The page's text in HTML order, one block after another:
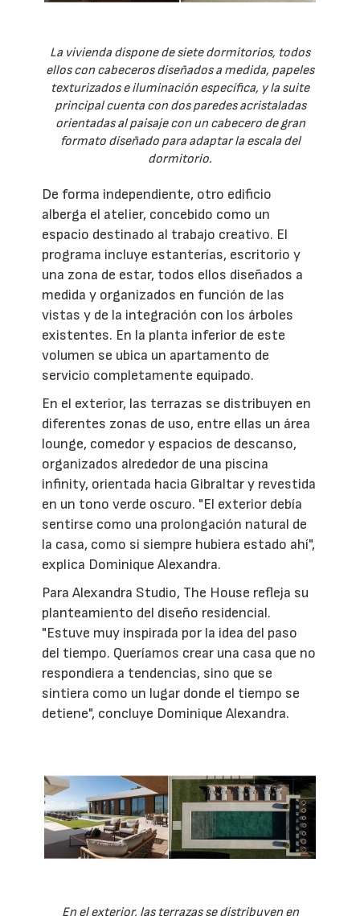
La vivienda dispone de siete dormitorios, todos
ellos con cabeceros diseñados a medida, papeles
texturizados e iluminación específica, y la suite
principal cuenta con dos paredes acristaladas
orientadas al paisaje con un cabecero de gran
formato diseñado para adaptar la escala del
dormitorio.
De forma independiente, otro edificio
alberga el atelier, concebido como un
espacio destinado al trabajo creativo. El
programa incluye estanterías, escritorio y
una zona de estar, todos ellos diseñados a
medida y organizados en función de las
vistas y de la integración con los árboles
existentes. En la planta inferior de este
volumen se ubica un apartamento de
servicio completamente equipado.
En el exterior, las terrazas se distribuyen en
diferentes zonas de uso, entre ellas un área
lounge, comedor y espacios de descanso,
organizados alrededor de una piscina
infinity, orientada hacia Gibraltar y revestida
en un tono verde oscuro. "El exterior debía
sentirse como una prolongación natural de
la casa, como si siempre hubiera estado ahí",
explica Dominique Alexandra.
Para Alexandra Studio, The House refleja su
planteamiento del diseño residencial.
"Estuve muy inspirada por la idea del paso
del tiempo. Queríamos crear una casa que no
respondiera a tendencias, sino que se
sintiera como un lugar donde el tiempo se
detiene", concluye Dominique Alexandra.
En el exterior, las terrazas se distribuyen en